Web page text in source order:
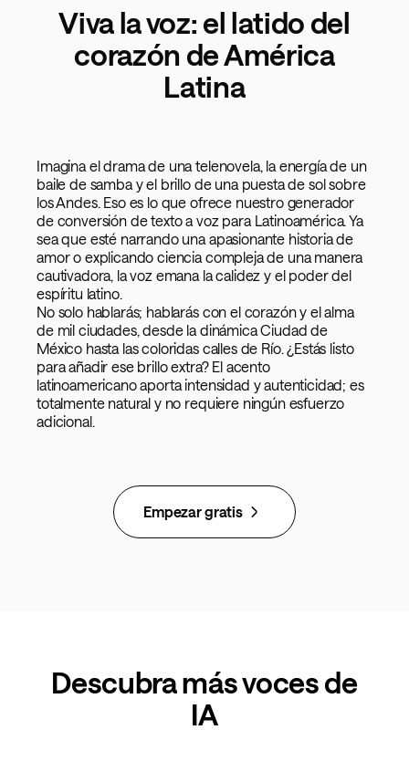
Viva la voz: el latido del
corazón de América
Latina
Imagina el drama de una telenovela, la energía de un
baile de samba y el brillo de una puesta de sol sobre
los Andes. Eso es lo que ofrece nuestro generador
de conversión de texto a voz para Latinoamérica. Ya
sea que esté narrando una apasionante historia de
amor o explicando ciencia compleja de una manera
cautivadora, la voz emana la calidez y el poder del
espíritu latino.
No solo hablarás; hablarás con el corazón y el alma
de mil ciudades, desde la dinámica Ciudad de
México hasta las coloridas calles de Río. ¿Estás listo
para añadir ese brillo extra? El acento
latinoamericano aporta intensidad y autenticidad; es
totalmente natural y no requiere ningún esfuerzo
adicional.
Empezar gratis
Descubra más voces de
IA